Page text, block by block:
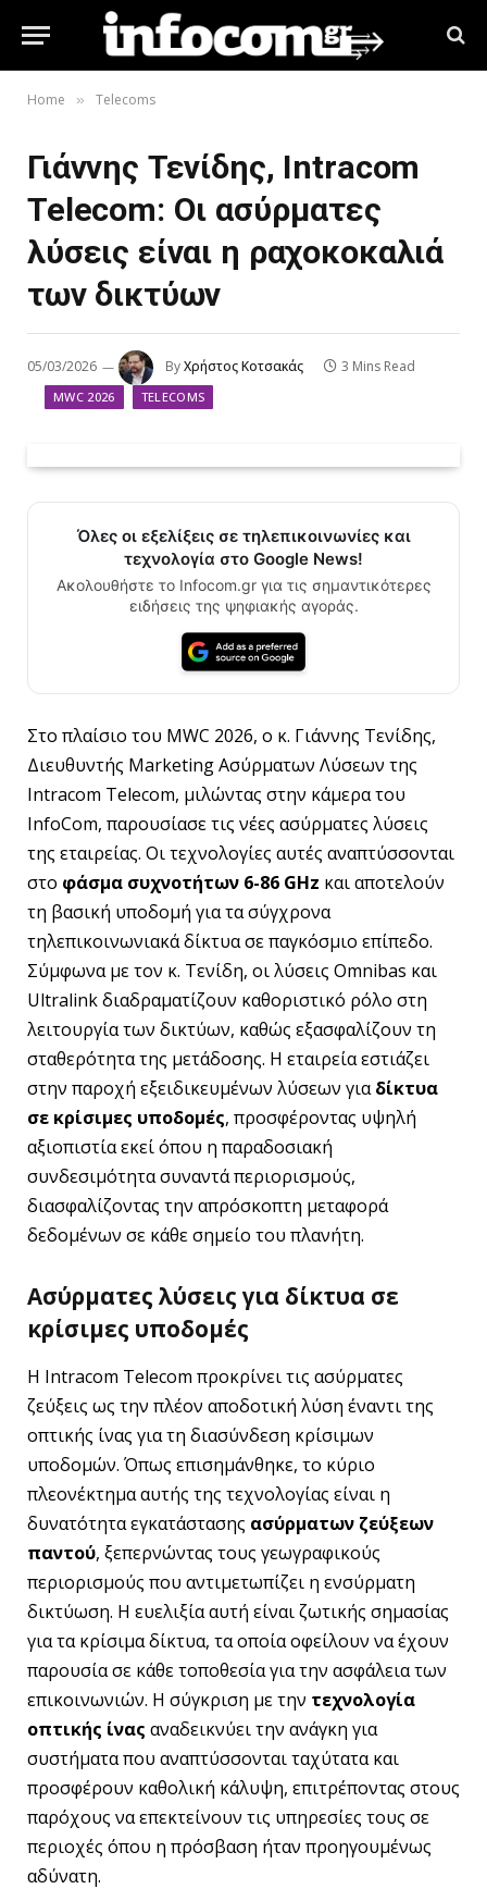
Home » Telecoms
Γιάννης Τενίδης, Intracom
Telecom: Οι ασύρματες
λύσεις είναι η ραχοκοκαλιά
των δικτύων
05/03/2026 ByΧρήστος Κοτσακάς 3 Mins Read
MWC 2026 TELECOMS
Όλες οι εξελίξεις σε τηλεπικοινωνίες και
τεχνολογία στο Google News!
Ακολουθήστε το Infocom.gr για τις σημαντικότερες
ειδήσεις της ψηφιακής αγοράς.
Στο πλαίσιο του MWC 2026, ο κ. Γιάννης Τενίδης,
Διευθυντής Marketing Ασύρματων Λύσεων της
Intracom Telecom, μιλώντας στην κάμερα του
InfoCom, παρουσίασε τις νέες ασύρματες λύσεις
της εταιρείας. Οι τεχνολογίες αυτές αναπτύσσονται
στο φάσμα συχνοτήτων 6-86 GHz και αποτελούν
τη βασική υποδομή για τα σύγχρονα
τηλεπικοινωνιακά δίκτυα σε παγκόσμιο επίπεδο.
Σύμφωνα με τον κ. Τενίδη, οι λύσεις Omnibas και
Ultralink διαδραματίζουν καθοριστικό ρόλο στη
λειτουργία των δικτύων, καθώς εξασφαλίζουν τη
σταθερότητα της μετάδοσης. Η εταιρεία εστιάζει
στην παροχή εξειδικευμένων λύσεων γιαδίκτυα
σε κρίσιμες υποδομές, προσφέροντας υψηλή
αξιοπιστία εκεί όπου η παραδοσιακή
συνδεσιμότητα συναντά περιορισμούς,
διασφαλίζοντας την απρόσκοπτη μεταφορά
δεδομένων σε κάθε σημείο του πλανήτη.
Ασύρματες λύσεις για δίκτυα σε
κρίσιμες υποδομές
Η Intracom Telecom προκρίνει τις ασύρματες
ζεύξεις ως την πλέον αποδοτική λύση έναντι της
οπτικής ίνας για τη διασύνδεση κρίσιμων
υποδομών. Όπως επισημάνθηκε, το κύριο
πλεονέκτημα αυτής της τεχνολογίας είναι η
δυνατότητα εγκατάστασης ασύρματων ζεύξεων
παντού, ξεπερνώντας τους γεωγραφικούς
περιορισμούς που αντιμετωπίζει η ενσύρματη
δικτύωση. Η ευελιξία αυτή είναι ζωτικής σημασίας
για τα κρίσιμα δίκτυα, τα οποία οφείλουν να έχουν
παρουσία σε κάθε τοποθεσία για την ασφάλεια των
επικοινωνιών. Η σύγκριση με την τεχνολογία
οπτικής ίνας αναδεικνύει την ανάγκη για
συστήματα που αναπτύσσονται ταχύτατα και
προσφέρουν καθολική κάλυψη, επιτρέποντας στους
παρόχους να επεκτείνουν τις υπηρεσίες τους σε
περιοχές όπου η πρόσβαση ήταν προηγουμένως
αδύνατη.